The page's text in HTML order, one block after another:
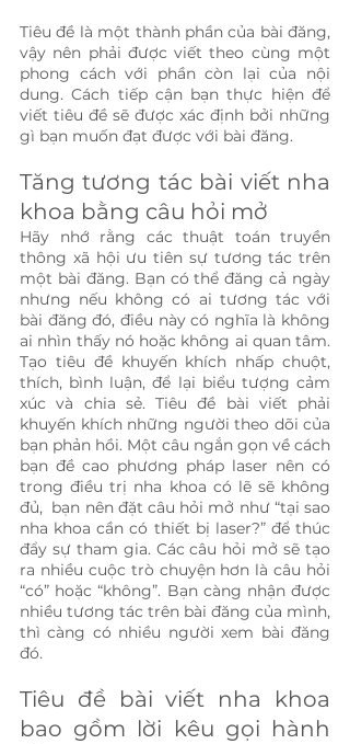
Tiêu đề là một thành phần của bài đăng,
vậy nên phải được viết theo cùng một
phong cách với phần còn lại của nội
dung. Cách tiếp cận bạn thực hiện để
viết tiêu đề sẽ được xác định bởi những
gì bạn muốn đạt được với bài đăng.
Tăng tương tác bài viết nha
khoa bằng câu hỏi mở
Hãy nhớ rằng các thuật toán truyền
thông xã hội ưu tiên sự tương tác trên
một bài đăng. Bạn có thể đăng cả ngày
nhưng nếu không có ai tương tác với
bài đăng đó, điều này có nghĩa là không
ai nhìn thấy nó hoặc không ai quan tâm.
Tạo tiêu đề khuyến khích nhấp chuột,
thích, bình luận, để lại biểu tượng cảm
xúc và chia sẻ. Tiêu đề bài viết phải
khuyến khích những người theo dõi của
bạn phản hồi. Một câu ngắn gọn về cách
bạn đề cao phương pháp laser nên có
trong điều trị nha khoa có lẽ sẽ không
đủ,  bạn nên đặt câu hỏi mở như “tại sao
nha khoa cần có thiết bị laser?” để thúc
đẩy sự tham gia. Các câu hỏi mở sẽ tạo
ra nhiều cuộc trò chuyện hơn là câu hỏi
“có” hoặc “không”. Bạn càng nhận được
nhiều tương tác trên bài đăng của mình,
thì càng có nhiều người xem bài đăng
đó.
Tiêu đề bài viết nha khoa
bao gồm lời kêu gọi hành